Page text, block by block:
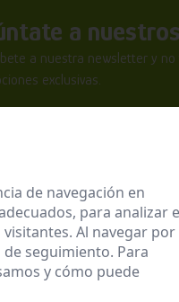
a
a nuestra newsletter y
exclusivas.
leído y acepto laPolítica de
Enviar
de navegación en
para analizar
Al navegar por
seguimiento. Para
y cómo puede